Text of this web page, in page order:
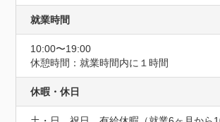
就業時間
10:00〜19:00
休憩時間：就業時間内に１時間
休暇・休日